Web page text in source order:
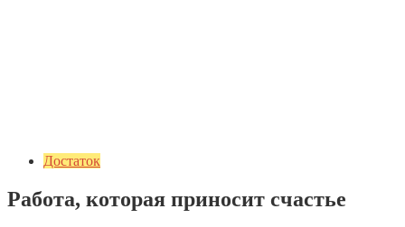
Достаток
Работа, которая приносит счастье